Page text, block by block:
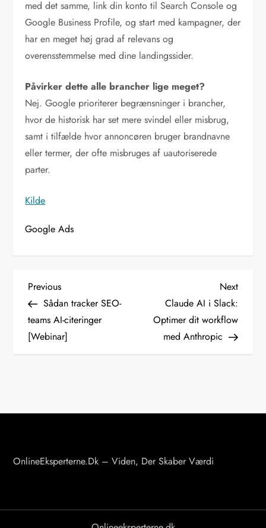
med det samme, link din konto til Search Console og
Google Business Profile, og start med kampagner, der
har en meget høj grad af relevans og
overensstemmelse med dine landingssider.
Påvirker dette alle brancher lige meget?
Nej. Google prioriterer begrænsninger i brancher,
hvor de historisk har set mere svindel eller misbrug,
samt i tilfælde hvor annoncøren bruger brandnavne
eller termer, der ofte misbruges af uautoriserede
parter.
Kilde
Google Ads
I
n
d
g
Previous
Post
Previous
Sådan tracker SEO-
teams AI-citeringer
[Webinar]
Next
Post
Next
Claude AI i Slack:
Optimer dit workflow
med Anthropic
OnlineEksperterne.dk – Viden, Der Skaber Værdi